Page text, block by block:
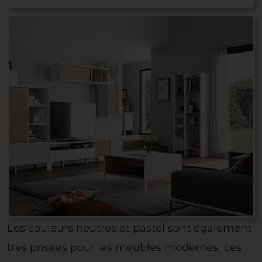
Les couleurs neutres et pastel sont également
très prisées pour les meubles modernes. Les